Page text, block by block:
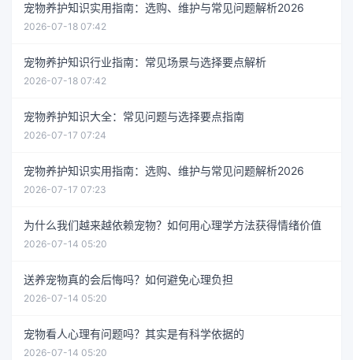
宠物养护知识实用指南：选购、维护与常见问题解析2026
2026-07-18 07:42
宠物养护知识行业指南：常见场景与选择要点解析
2026-07-18 07:42
宠物养护知识大全：常见问题与选择要点指南
2026-07-17 07:24
宠物养护知识实用指南：选购、维护与常见问题解析2026
2026-07-17 07:23
为什么我们越来越依赖宠物？如何用心理学方法获得情绪价值
2026-07-14 05:20
送养宠物真的会后悔吗？如何避免心理负担
2026-07-14 05:20
宠物看人心理有问题吗？其实是有科学依据的
2026-07-14 05:20